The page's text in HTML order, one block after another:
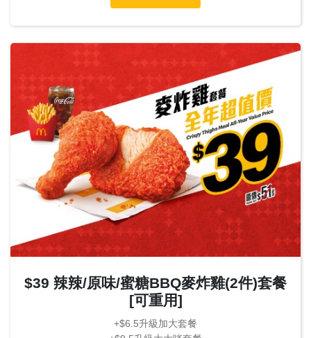
$39 辣辣/原味/蜜糖BBQ麥炸雞(2件)套餐
[可重用]
+$6.5升級加大套餐